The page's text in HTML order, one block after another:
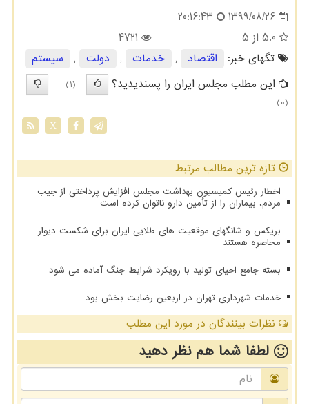
1399/08/26
20:16:43
5.0 از 5
4721
تگهای خبر:
اقتصاد , خدمات , دولت ,
سیستم
این مطلب مجلس ایران را پسندیدید؟
(1)
(0)
X
تازه ترین مطالب مرتبط
اخطار رئیس کمیسیون بهداشت مجلس افزایش پرداختی از جیب
مردم، بیماران را از تأمین دارو ناتوان کرده است
بریکس و شانگهای موقعیت های طلایی ایران برای شکست دیوار
محاصره هستند
بسته جامع احیای تولید با رویکرد شرایط جنگ آماده می شود
خدمات شهرداری تهران در اربعین رضایت بخش بود
نظرات بینندگان در مورد این مطلب
لطفا شما همنظر دهید